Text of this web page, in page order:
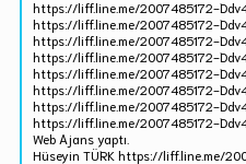
https://liff.line.me/2007485172-
https://liff.line.me/2007485172-
https://liff.line.me/2007485172-
https://liff.line.me/2007485172-
https://liff.line.me/2007485172-
https://liff.line.me/2007485172-
https://liff.line.me/2007485172-
https://liff.line.me/2007485172-
Web Ajans yaptı.
Hüseyin TÜRK https://liff.line.me/